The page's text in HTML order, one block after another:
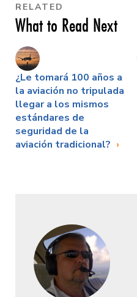
RELATED
What to Read Next
¿Le tomará 100 años a
la aviación no tripulada
llegar a los mismos
estándares de
seguridad de la
aviación tradicional?